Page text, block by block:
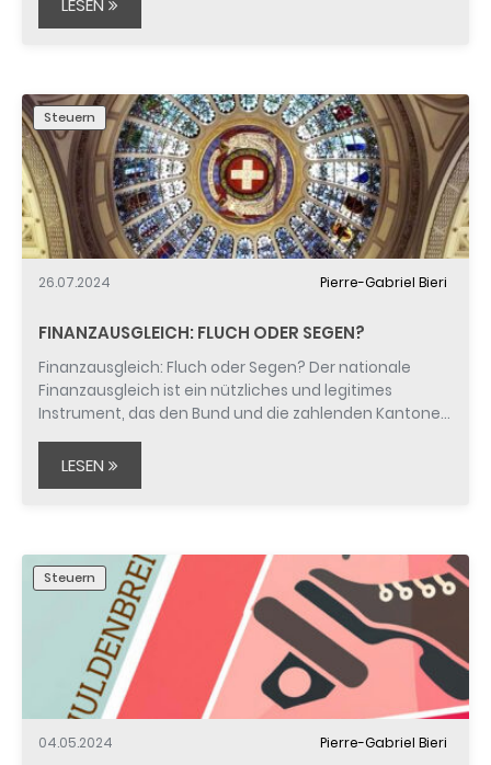
Steuern
26.07.2024 Pierre-Gabriel Bieri
FINANZAUSGLEICH: FLUCH ODER SEGEN?
Finanzausgleich: Fluch oder Segen? Der nationale
Finanzausgleich ist ein nützliches und legitimes
Instrument, das den Bund und die zahlenden Kantone…
LESEN
Steuern
04.05.2024 Pierre-Gabriel Bieri